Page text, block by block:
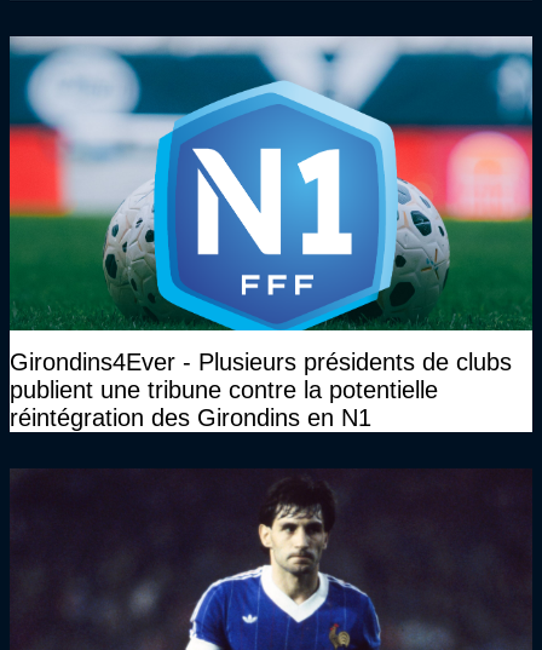
Girondins4Ever - Plusieurs présidents de clubs
publient une tribune contre la potentielle
réintégration des Girondins en N1